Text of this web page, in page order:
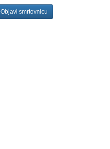
Objavi smrtovnicu